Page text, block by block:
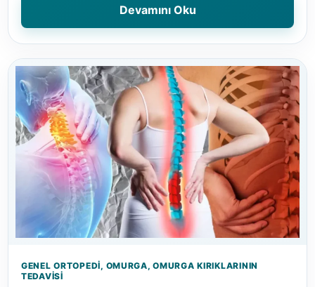
Devamını Oku
GENEL ORTOPEDI, OMURGA, OMURGA KIRIKLARININ
TEDAVISI